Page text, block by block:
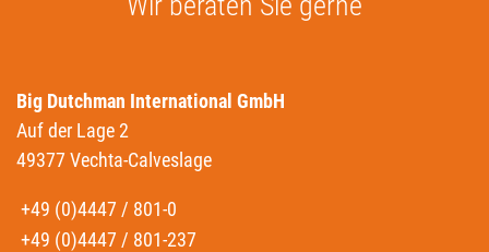
Big Dutchman International GmbH
Auf der Lage 2
49377 Vechta-Calveslage
+49 (0)4447 / 801-0
+49 (0)4447 / 801-237